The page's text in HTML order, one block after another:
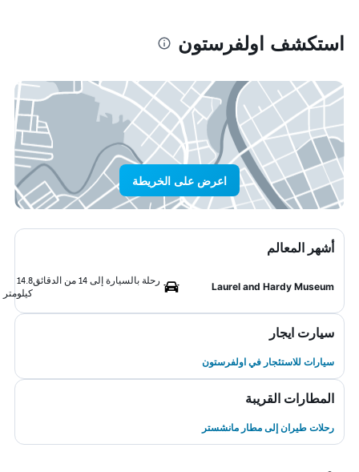
استكشف اولفرستون
اعرض على الخريطة
أشهر المعالم
Laurel and Hardy Museum
رحلة بالسيارة إلى 14 من الدقائق
14.8
كيلومتر
سيارت ايجار
سيارات للاستئجار في اولفرستون
المطارات القريبة
رحلات طيران إلى مطار مانشستر